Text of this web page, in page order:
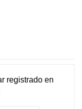
registradoen